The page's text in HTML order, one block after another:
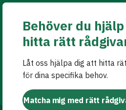
Behöver du
hitta rätt
Låt oss hjälpa dig att hitta
för dina specifika behov.
Matcha mig med rätt